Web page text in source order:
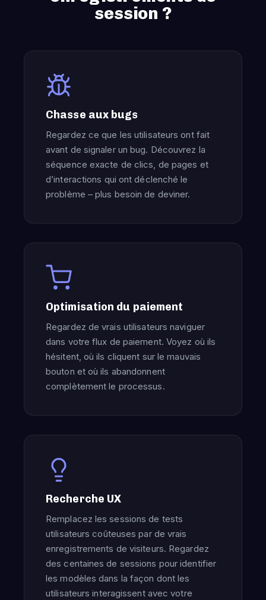
session ?
Chasse aux bugs
Regardez ce que les utilisateurs ont fait
avant de signaler un bug. Découvrez la
séquence exacte de clics, de pages et
d’interactions qui ont déclenché le
problème – plus besoin de deviner.
Optimisation du paiement
Regardez de vrais utilisateurs naviguer
dans votre flux de paiement. Voyez où ils
hésitent, où ils cliquent sur le mauvais
bouton et où ils abandonnent
complètement le processus.
Recherche UX
Remplacez les sessions de tests
utilisateurs coûteuses par de vrais
enregistrements de visiteurs. Regardez
des centaines de sessions pour identifier
les modèles dans la façon dont les
utilisateurs interagissent avec votre